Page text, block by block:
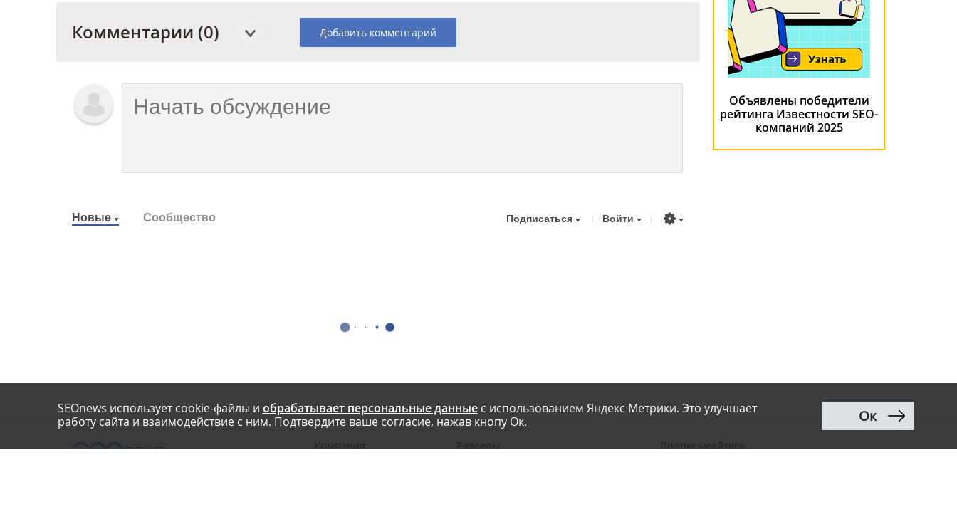
Комментарии (0) Добавить комментарий
Новые Сообщество Подписаться Войти
Объявлены победители
рейтинга Известности SEO-
компаний 2025
SEOnews использует cookie-файлы и обрабатывает персональные данныес использованием Яндекс Метрики. Это улучшает
работу сайта и взаимодействие с ним. Подтвердите ваше согласие, нажав кнопу Ок.
Ок
Компания Разделы Подписывайтесь